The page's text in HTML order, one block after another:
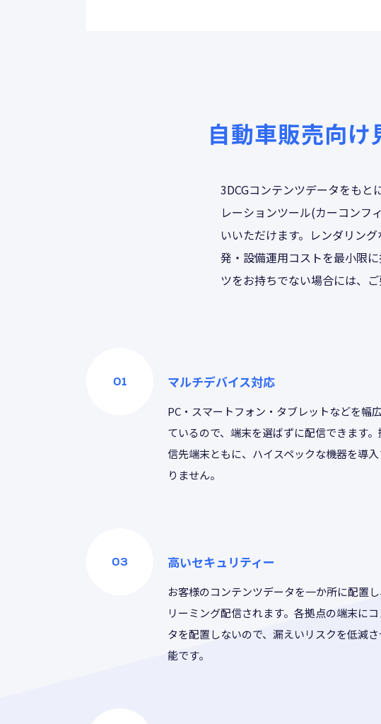
自動車販売向
3DCGコンテンツデータをもと
レーションツール(カーコンフ
いいただけます。レンダリン
発・設備運用コストを最小限
ツをお持ちでない場合には、
マルチデバイス対応
PC・スマートフォン・タブレットなどを幅
ているので、端末を選ばずに配信できます
信先端末ともに、ハイスペックな機器を導
りません。
高いセキュリティー
お客様のコンテンツデータを一か所に配置
リーミング配信されます。各拠点の端末に
タを配置しないので、漏えいリスクを低減
能です。